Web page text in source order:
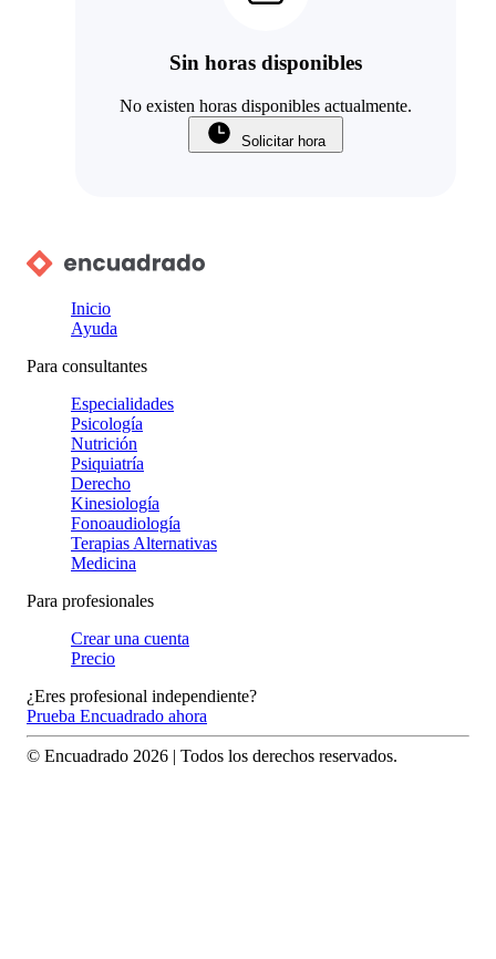
Sin horas disponibles
No existen horas disponibles actualmente.
Solicitar hora
Inicio
Ayuda
Para consultantes
Especialidades
Psicología
Nutrición
Psiquiatría
Derecho
Kinesiología
Fonoaudiología
Terapias Alternativas
Medicina
Para profesionales
Crear una cuenta
Precio
¿Eres profesional independiente?
Prueba Encuadrado ahora
© Encuadrado 2026 | Todos los derechos reservados.